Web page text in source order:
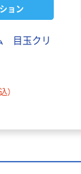
ョン
目玉クリ
）